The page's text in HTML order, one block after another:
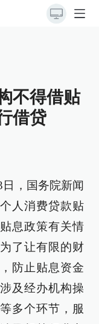
不得借贴
借贷
日，国务院新闻
人消费贷款贴
息政策有关情
了让有限的财
防止贴息资金
及经办机构操
多个环节，服